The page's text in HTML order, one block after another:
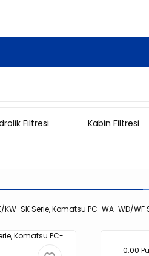
Filtresi Kabin Filtresi
SK Serie, Komatsu PC-WA-WD/WF
0.00